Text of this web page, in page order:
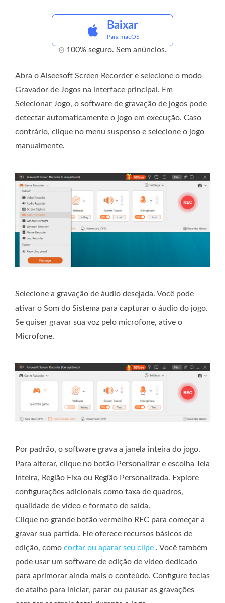
Baixar
Para macOS
100% seguro. Sem anúncios.
Abra o Aiseesoft Screen Recorder e selecione o modo
Gravador de Jogos na interface principal. Em
Selecionar Jogo, o software de gravação de jogos pode
detectar automaticamente o jogo em execução. Caso
contrário, clique no menu suspenso e selecione o jogo
manualmente.
Selecione a gravação de áudio desejada. Você pode
ativar o Som do Sistema para capturar o áudio do jogo.
Se quiser gravar sua voz pelo microfone, ative o
Microfone.
Por padrão, o software grava a janela inteira do jogo.
Para alterar, clique no botão Personalizar e escolha Tela
Inteira, Região Fixa ou Região Personalizada. Explore
configurações adicionais como taxa de quadros,
qualidade de vídeo e formato de saída.
Clique no grande botão vermelho REC para começar a
gravar sua partida. Ele oferece recursos básicos de
edição, como cortar ou aparar seu clipe . Você também
pode usar um software de edição de vídeo dedicado
para aprimorar ainda mais o conteúdo. Configure teclas
de atalho para iniciar, parar ou pausar as gravações